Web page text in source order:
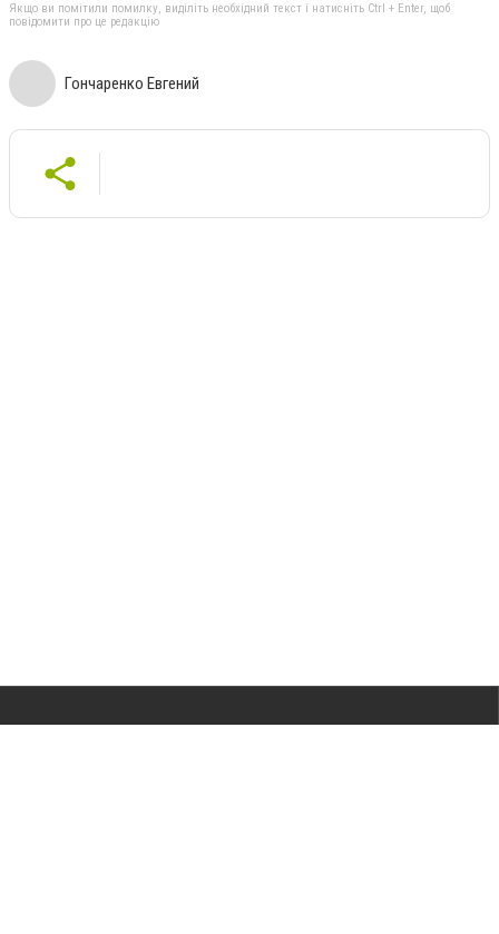
Якщо ви помітили помилку, виділіть необхідний текст і натисніть Ctrl + Enter, щоб
повідомити про це редакцію
Гончаренко Евгений